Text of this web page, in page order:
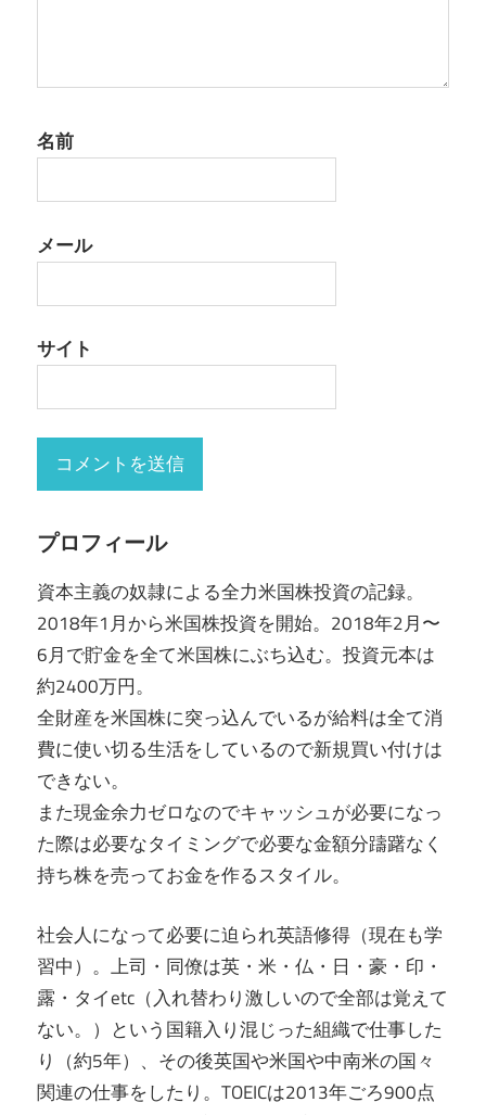
名前
メール
サイト
プロフィール
資本主義の奴隷による全力米国株投資の記録。
2018年1月から米国株投資を開始。2018年2月〜
6月で貯金を全て米国株にぶち込む。投資元本は
約2400万円。
全財産を米国株に突っ込んでいるが給料は全て消
費に使い切る生活をしているので新規買い付けは
できない。
また現金余力ゼロなのでキャッシュが必要になっ
た際は必要なタイミングで必要な金額分躊躇なく
持ち株を売ってお金を作るスタイル。
社会人になって必要に迫られ英語修得（現在も学
習中）。上司・同僚は英・米・仏・日・豪・印・
露・タイetc（入れ替わり激しいので全部は覚えて
ない。）という国籍入り混じった組織で仕事した
り（約5年）、その後英国や米国や中南米の国々
関連の仕事をしたり。TOEICは2013年ごろ900点